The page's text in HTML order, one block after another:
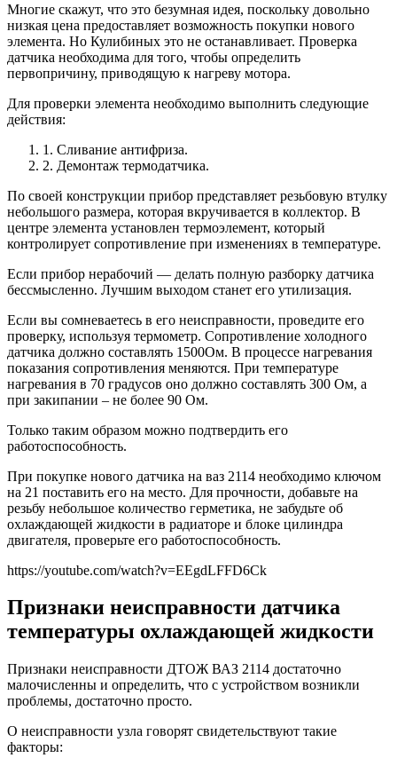
Многие скажут, что это безумная идея, поскольку довольно
низкая цена предоставляет возможность покупки нового
элемента. Но Кулибиных это не останавливает. Проверка
датчика необходима для того, чтобы определить
первопричину, приводящую к нагреву мотора.
Для проверки элемента необходимо выполнить следующие
действия:
1. Сливание антифриза.
2. Демонтаж термодатчика.
По своей конструкции прибор представляет резьбовую втулку
небольшого размера, которая вкручивается в коллектор. В
центре элемента установлен термоэлемент, который
контролирует сопротивление при изменениях в температуре.
Если прибор нерабочий — делать полную разборку датчика
бессмысленно. Лучшим выходом станет его утилизация.
Если вы сомневаетесь в его неисправности, проведите его
проверку, используя термометр. Сопротивление холодного
датчика должно составлять 1500Ом. В процессе нагревания
показания сопротивления меняются. При температуре
нагревания в 70 градусов оно должно составлять 300 Ом, а
при закипании – не более 90 Ом.
Только таким образом можно подтвердить его
работоспособность.
При покупке нового датчика на ваз 2114 необходимо ключом
на 21 поставить его на место. Для прочности, добавьте на
резьбу небольшое количество герметика, не забудьте об
охлаждающей жидкости в радиаторе и блоке цилиндра
двигателя, проверьте его работоспособность.
https://youtube.com/watch?v=EEgdLFFD6Ck
Признаки неисправности датчика
температуры охлаждающей жидкости
Признаки неисправности ДТОЖ ВАЗ 2114 достаточно
малочисленны и определить, что с устройством возникли
проблемы, достаточно просто.
О неисправности узла говорят свидетельствуют такие
факторы: